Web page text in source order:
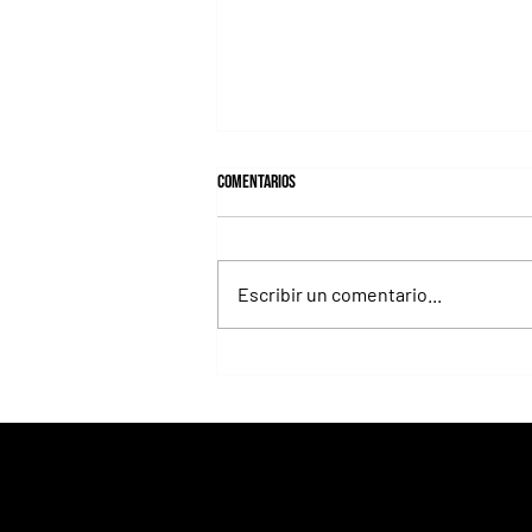
Comentarios
Escribir un comentario...